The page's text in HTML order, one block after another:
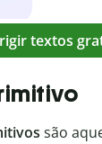
textos
são